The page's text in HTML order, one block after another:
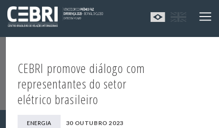
CEBRI promove diálogo com
representantes do setor
elétrico brasileiro
ENERGIA 30 OUTUBRO 2023